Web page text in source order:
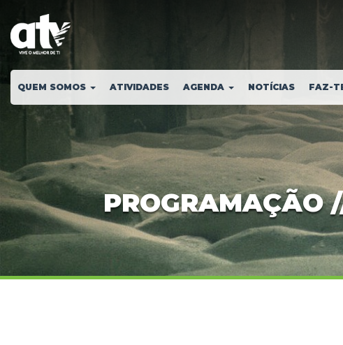
QUEM SOMOS ATIVIDADES AGENDA NOTÍCIAS FAZ-
PROGRAMAÇÃO